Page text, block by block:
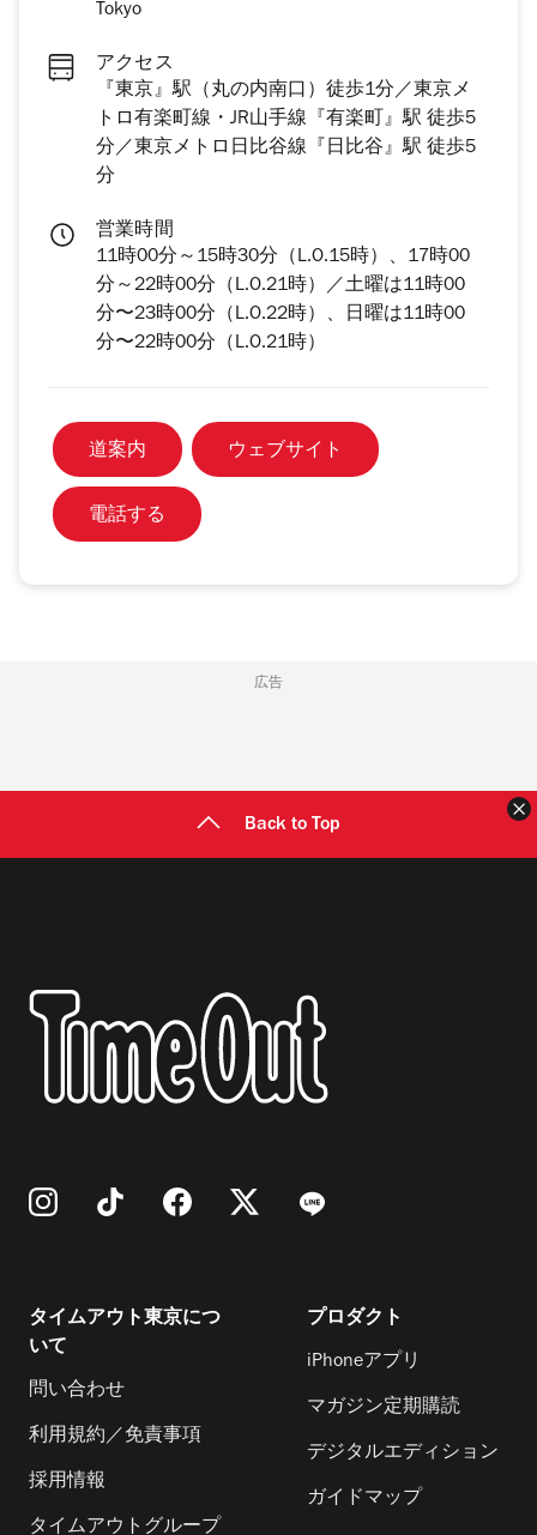
Tokyo
アクセス
『東京』駅（丸の内南口）徒歩1分／東京メ
トロ有楽町線・JR山手線『有楽町』駅 徒歩5
分／東京メトロ日比谷線『日比谷』駅 徒歩5
分
営業時間
11時00分～15時30分（L.O.15時）、17時00
分～22時00分（L.O.21時）／土曜は11時00
分〜23時00分（L.O.22時）、日曜は11時00
分〜22時00分（L.O.21時）
道案内 ウェブサイト
電話する
広告
Back to Top
タイムアウト東京につ
いて
問い合わせ
利用規約／免責事項
採用情報
タイムアウトグループ
プロダクト
iPhoneアプリ
マガジン定期購読
デジタルエディション
ガイドマップ